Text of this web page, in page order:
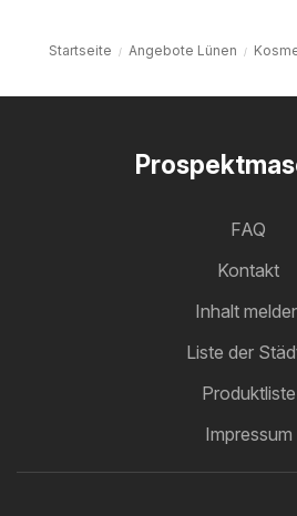
Startseite Angebote Lünen
FAQ
Kontakt
Inhalt
Liste der
Produktliste
Impressum